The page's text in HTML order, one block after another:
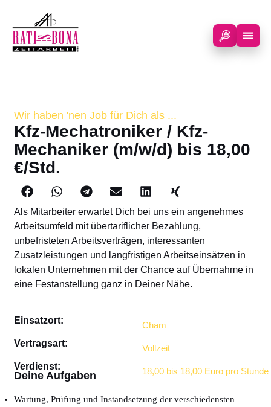
Wir haben 'nen Job für Dich als ...
Kfz-Mechatroniker / Kfz-
Mechaniker (m/w/d) bis 18,00
€/Std.
Als Mitarbeiter erwartet Dich bei uns ein angenehmes
Arbeitsumfeld mit übertariflicher Bezahlung,
unbefristeten Arbeitsverträgen, interessanten
Zusatzleistungen und langfristigen Arbeitseinsätzen in
lokalen Unternehmen mit der Chance auf Übernahme in
eine Festanstellung ganz in Deiner Nähe.
Einsatzort:
Cham
Vertragsart:
Vollzeit
Verdienst:
18,00 bis 18,00 Euro pro Stunde
Deine Aufgaben
Wartung, Prüfung und Instandsetzung der verschiedensten